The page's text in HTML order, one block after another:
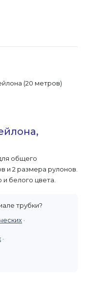
(20 метров)
общего
и 2 размера рулонов.
белого цвета.
трубки?
·
·